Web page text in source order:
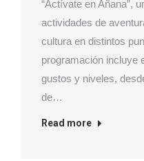
“Actívate en Añana”,
actividades de
cultura en distintos
programación incluye
gustos y niveles,
de…
Read more